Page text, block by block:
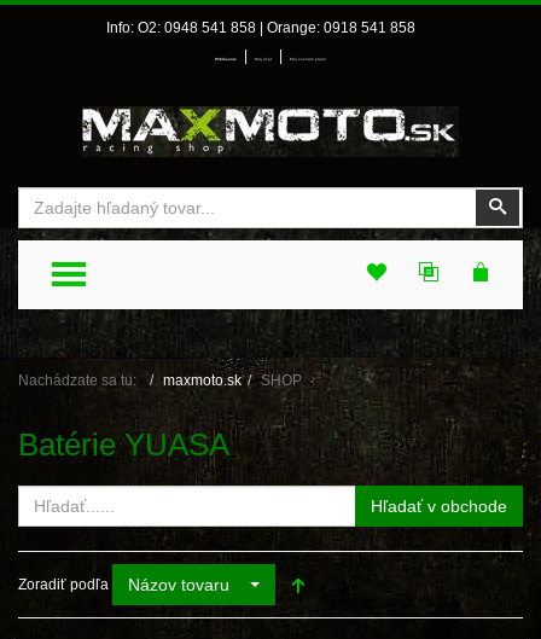
Info: O2: 0948 541 858 | Orange: 0918 541 858
Prihlásenie Môj účet Môj zoznam prianí
TOGGLE MENU
Nachádzate sa tu: maxmoto.sk SHOP
Batérie YUASA
Hľadať v obchode
Zoradiť podľa Názov tovaru